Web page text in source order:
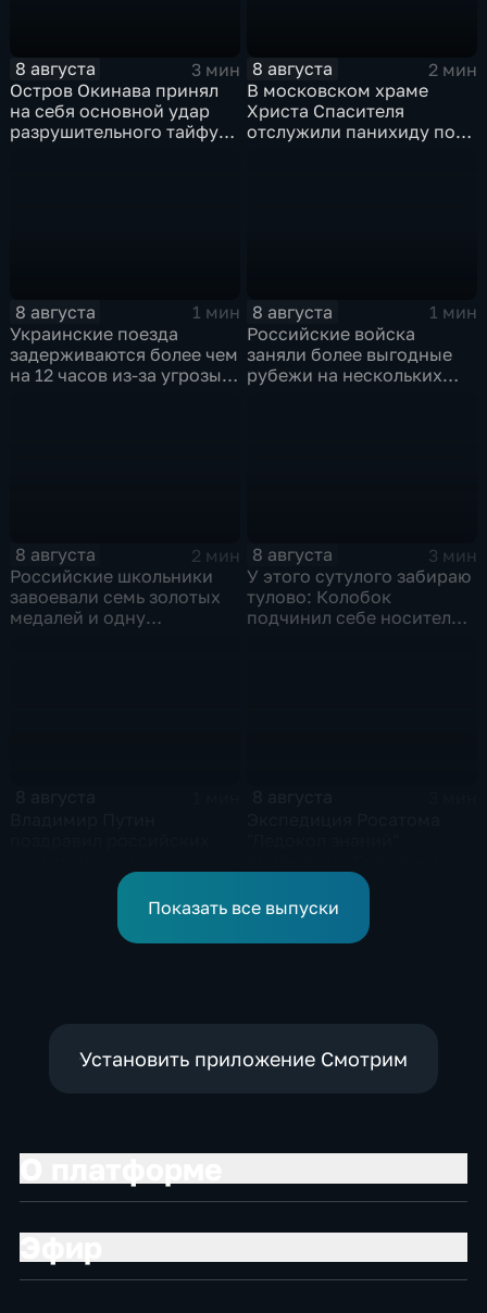
8 августа
3 мин
Остров Окинава принял
на себя основной удар
разрушительного тайфуна
8 августа
2 мин
В московском храме
Христа Спасителя
отслужили панихиду по
8 августа
1 мин
Украинские поезда
задерживаются более чем
на 12 часов из-за угрозы
8 августа
1 мин
Российские войска
заняли более выгодные
рубежи на нескольких
8 августа
2 мин
Российские школьники
завоевали семь золотых
медалей и одну
8 августа
3 мин
У этого сутулого забираю
тулово: Колобок
подчинил себе носителя в
физкультурников с
профессиональнымПоказать все выпуски
Установить приложение Смотрим